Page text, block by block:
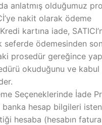
anlatmış olduğumuz
nakit olarak ödeme
kartına iade,
seferde ödemesinden
prosedür gereğince
okuduğunu ve
Seçeneklerinde İade
banka hesap bilgileri
hesaba (hesabın fatura